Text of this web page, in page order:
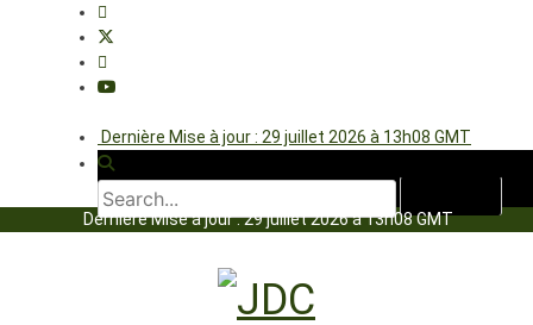
Dernière Mise à jour : 29 juillet 2026 à 13h08 GMT
Dernière Mise à jour : 29 juillet 2026 à 13h08 GMT